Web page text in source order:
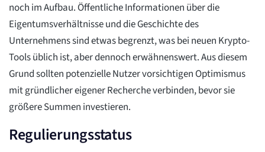
noch im Aufbau. Öffentliche Informationen über die
Eigentumsverhältnisse und die Geschichte des
Unternehmens sind etwas begrenzt, was bei neuen Krypto-
Tools üblich ist, aber dennoch erwähnenswert. Aus diesem
Grund sollten potenzielle Nutzer vorsichtigen Optimismus
mit gründlicher eigener Recherche verbinden, bevor sie
größere Summen investieren.
Regulierungsstatus